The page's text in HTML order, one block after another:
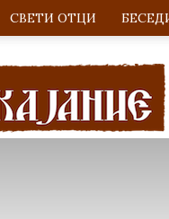
СВЕТИ ОТЦИ